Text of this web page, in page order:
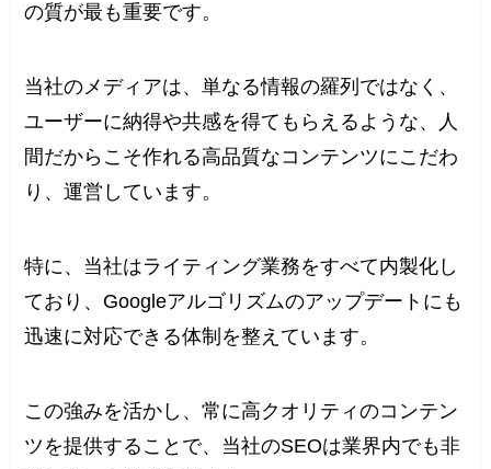
の質が最も重要です。
当社のメディアは、単なる情報の羅列ではなく、
ユーザーに納得や共感を得てもらえるような、人
間だからこそ作れる高品質なコンテンツにこだわ
り、運営しています。
特に、当社はライティング業務をすべて内製化し
ており、Googleアルゴリズムのアップデートにも
迅速に対応できる体制を整えています。
この強みを活かし、常に高クオリティのコンテン
ツを提供することで、当社のSEOは業界内でも非